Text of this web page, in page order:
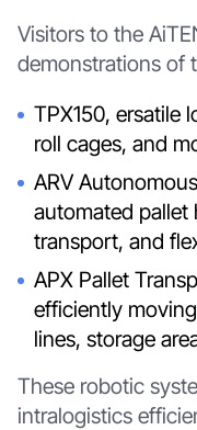
Visitors to the
demonstrations of
TPX150, ersatile
roll cages, and
ARV
automated pallet
transport, and
APX Pallet
efficiently
lines, storage
These robotic
intralogistics